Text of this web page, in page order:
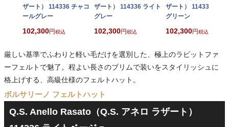
ザート） 114336 チャコ
ールグレー
102,300 税込
ザート） 114336 ライト
グレー
102,300 税込
ザート） 114336 ダー
グリーン
102,300 税込
厳しい基準でふわりと軽い毛だけを選別した、極上のラビットファ
ーフェルトで魅了。程よい長さのブリムで装いをスタイリッシュに
格上げする、高級仕様のフェルトハット。
ボルサリーノ フェルトハット
Q.S. Anello Rasato（Q.S. アネロ ラザート）